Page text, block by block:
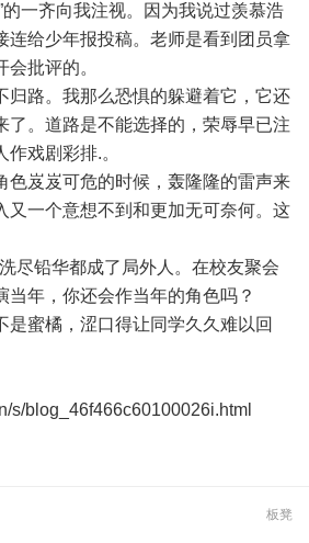
的一齐向我注视。因为我说过羡慕浩
连给少年报投稿。老师是看到团员拿
批评的。
路。我那么恐惧的躲避着它，它还
了。道路是不能选择的，荣辱早已注
戏剧彩排.。
岌岌可危的时候，轰隆隆的雷声来
又一个意想不到和更加无可奈何。这
铅华都成了局外人。在校友聚会
当年，你还会作当年的角色吗？
蜜橘，涩口得让同学久久难以回
s/blog_46f466c60100026i.html
板凳